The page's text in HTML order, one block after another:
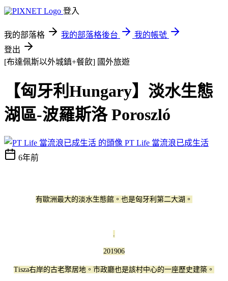
登入
我的部落格 我的部落格後台
我的帳號
登出
[布達佩斯以外城鎮+餐飲] 國外旅遊
【匈牙利Hungary】淡水生態
湖區-波羅斯洛 Poroszló
PT Life 當流浪已成生活
6年前
有歐洲最大的淡水生態館。也是匈牙利第二大湖。
201906
Tisza右岸的古老聚居地。市政廳也是該村中心的一座歷史建築。